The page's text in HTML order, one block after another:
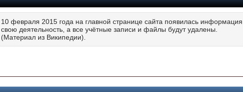
10 февраля 2015 года на главной странице сайта появилась
свою деятельность, а все учётные записи и файлы будут удалены.
(Материал из Википедии).